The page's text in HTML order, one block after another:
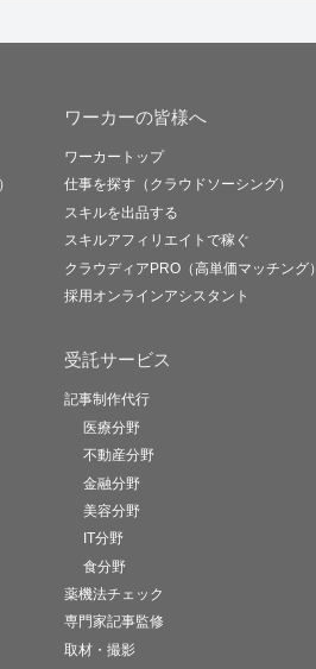
ワーカーの皆様へ
ワーカートップ
仕事を探す（クラウドソーシング）
スキルを出品する
スキルアフィリエイトで稼ぐ
クラウディアPRO（高単価マッチング）
採用オンラインアシスタント
受託サービス
記事制作代行
医療分野
不動産分野
金融分野
美容分野
IT分野
食分野
薬機法チェック
専門家記事監修
取材・撮影